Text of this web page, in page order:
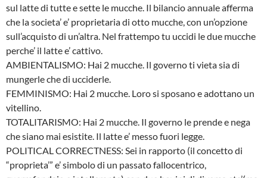
sul latte di tutte e sette le mucche. Il bilancio annuale afferma
che la societa’ e’ proprietaria di otto mucche, con un’opzione
sull’acquisto di un’altra. Nel frattempo tu uccidi le due mucche
perche’ il latte e’ cattivo.
AMBIENTALISMO: Hai 2 mucche. Il governo ti vieta sia di
mungerle che di ucciderle.
FEMMINISMO: Hai 2 mucche. Loro si sposano e adottano un
vitellino.
TOTALITARISMO: Hai 2 mucche. Il governo le prende e nega
che siano mai esistite. Il latte e’ messo fuori legge.
POLITICAL CORRECTNESS: Sei in rapporto (il concetto di
“proprieta’” e’ simbolo di un passato fallocentrico,